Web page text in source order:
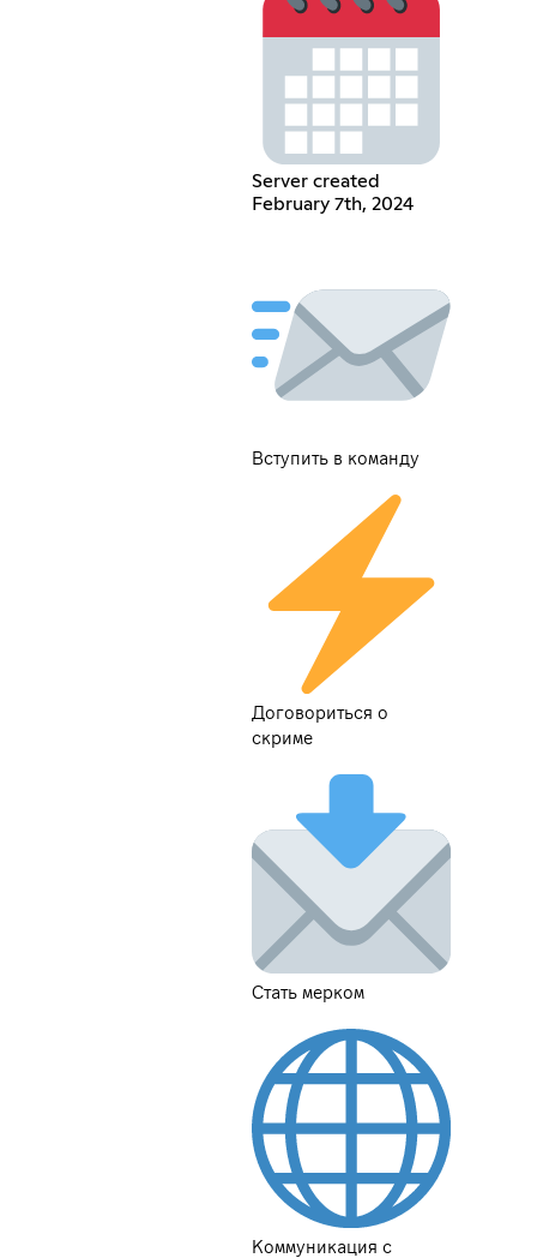
Server created
February 7th, 2024
Вступить в команду
Договориться о
скриме
Стать мерком
Коммуникация с